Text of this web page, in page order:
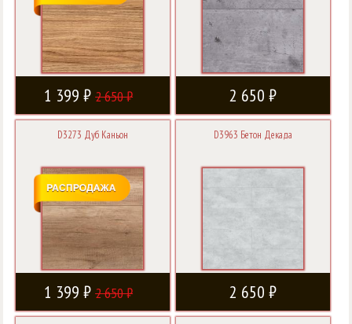
1 399 ₽ 2 650 ₽ 2 650 ₽
D3273 Дуб Каньон
1 399 ₽ 2 650 ₽
D3963 Бетон Декада
2 650 ₽